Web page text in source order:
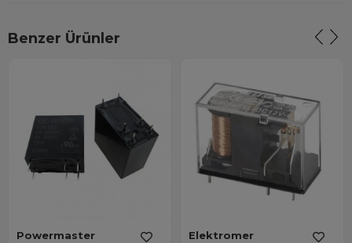
Benzer Ürünler
Powermaster Elektromer